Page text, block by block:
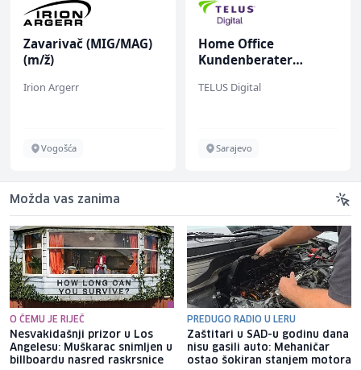
Zavarivač (MIG/MAG)
(m/ž)
Irion Argerr
Vogošća
Home Office
Kundenberater
TELUS Digital
Sarajevo
Možda vas zanima
O ČEMU JE RIJEČ
Nesvakidašnji prizor u Los
Angelesu: Muškarac snimljen u
billboardu nasred raskrsnice
PREDUGO RADIO U LERU
Zaštitari u SAD-u godinu dana
nisu gasili auto: Mehaničar
ostao šokiran stanjem motora